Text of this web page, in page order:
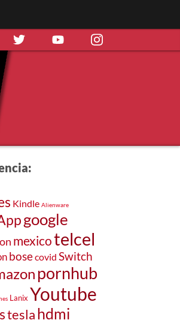
Kindle Alienware
google
mexicotelcel
bosecovid Switch
pornhub
Lanix Youtube
teslahdmi